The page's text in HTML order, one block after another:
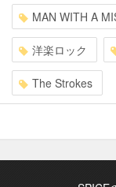
MAN WITH A
洋楽ロック
The Strokes